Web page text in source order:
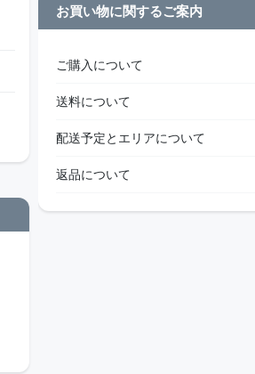
お買い物に関するご案内
ご購入について
送料について
配送予定とエリアについて
返品について